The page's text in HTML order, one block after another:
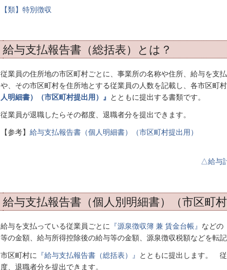
【類】特別徴収
給与支払報告書（総括表）とは？
従業員の住所地の市区町村ごとに、事業所の名称や住所、給与を支
や、その市区町村を住所地とする従業員の人数を記載し、各市区町
人明細書）（市区町村提出用）』 とともに提出する書類です。
従業員が退職したらその都度、退職者分を提出できます。
【参考】 給与支払報告書（個人明細書）（市区町村提出用）
△給与
給与支払報告書（個人別明細書）（市区町
給与を支払っている従業員ごとに 『源泉徴収簿 兼 賃金台帳』 などの
等の金額、給与所得控除後の給与等の金額、源泉徴収税額などを転
市区町村に 『給与支払報告書（総括表）』
とともに提出します。
度、退職者分を提出できます。